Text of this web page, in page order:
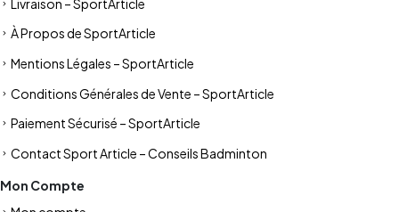
Livraison – SportArticle
À Propos de SportArticle
Mentions Légales – SportArticle
Conditions Générales de Vente – SportArticle
Paiement Sécurisé – SportArticle
Contact Sport Article – Conseils Badminton
Mon Compte